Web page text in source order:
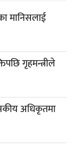
मानिसलाई
गृहमन्त्रीले
अधिकृतमा